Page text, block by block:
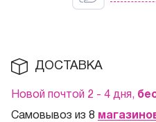
ДОСТАВКА
Новой почтой 2 - 4 дня,
Самовывоз из 8